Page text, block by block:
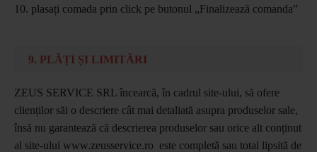
10. plasați comada prin click pe butonul „Finalizează comanda”
9. PLĂȚI ȘI LIMITĂRI
ZEUS SERVICE SRL încearcă, în cadrul site-ului, să ofere
clienților săi o descriere cât mai detaliată asupra produselor sale,
însă nu garantează că descrierea produselor sau orice alt conținut
al site-ului www.zeusservice.ro este completă sau total lipsită de